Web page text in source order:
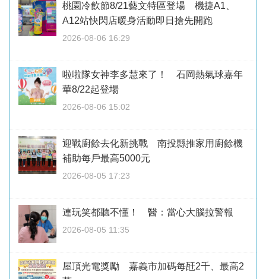
桃園冷飲節8/21藝文特區登場 機捷A1、
A12站快閃店暖身活動即日搶先開跑
2026-08-06 16:29
啦啦隊女神李多慧來了！ 石岡熱氣球嘉年
華8/22起登場
2026-08-06 15:02
迎戰廚餘去化新挑戰 南投縣推家用廚餘機
補助每戶最高5000元
2026-08-05 17:23
連玩笑都聽不懂！ 醫：當心大腦拉警報
2026-08-05 11:35
屋頂光電獎勵 嘉義市加碼每瓩2千、最高2